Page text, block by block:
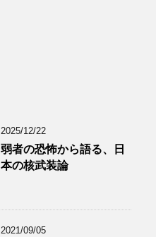
2025/12/22
弱者の恐怖から語る、日
本の核武装論
2021/09/05